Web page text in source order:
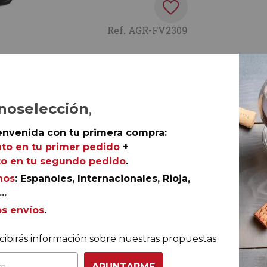
Ref. AGR-FV2309
nuestro país, y fue Viña Albina la primera marca que
Reserva Vendimia Seleccionada 2019
(añada
zona de Rioja Alta. Viñedos que representan la
gran capacidad de guarda que ha forjado la leyenda
,
con tu primera compra:
en tu primer pedido+
en tu segundo pedido.
: Españoles, Internacionales, Rioja,
envíos.
información sobre nuestras propuestas